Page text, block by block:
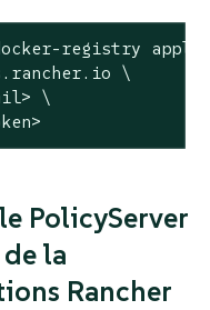
registry
\
\
PolicyServer
la
Rancher